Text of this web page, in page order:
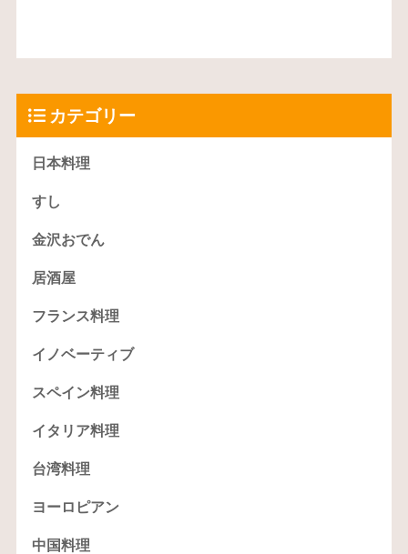
カテゴリー
日本料理
すし
金沢おでん
居酒屋
フランス料理
イノベーティブ
スペイン料理
イタリア料理
台湾料理
ヨーロピアン
中国料理